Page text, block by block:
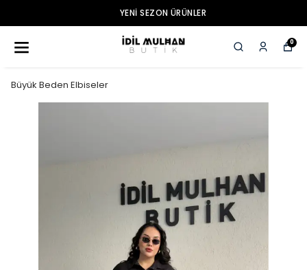
YENI SEZON ÜRÜNLER
0
Büyük Beden Elbiseler